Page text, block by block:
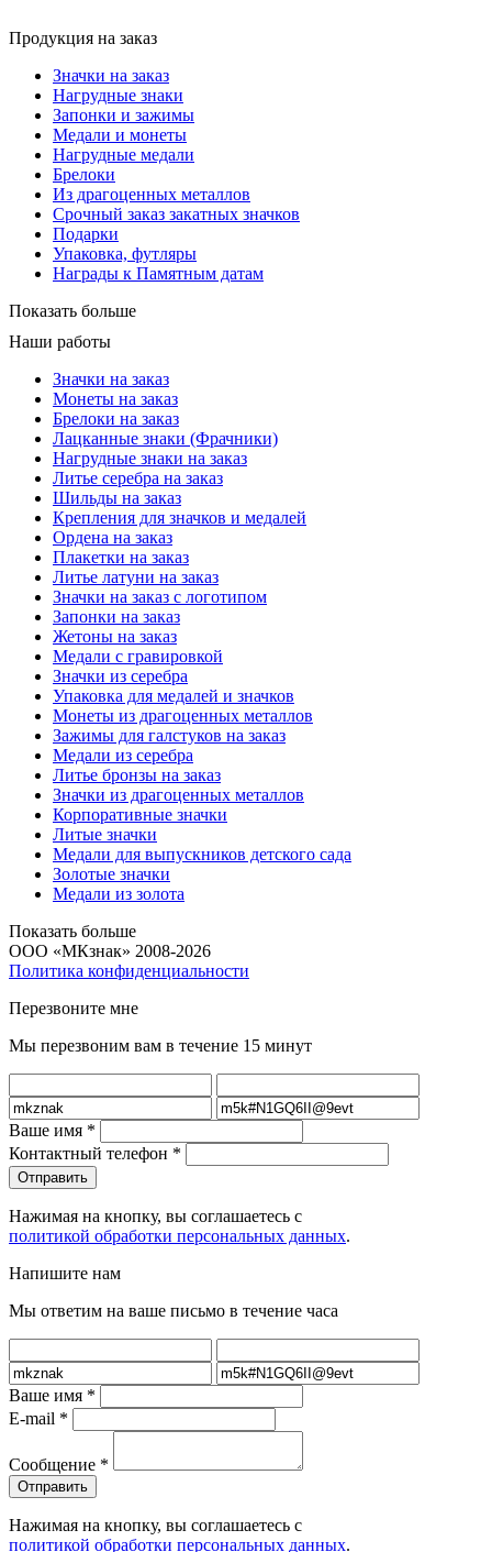
Продукция на заказ
Значки на заказ
Нагрудные знаки
Запонки и зажимы
Медали и монеты
Нагрудные медали
Брелоки
Из драгоценных металлов
Срочный заказ закатных значков
Подарки
Упаковка, футляры
Награды к Памятным датам
Показать больше
Наши работы
Значки на заказ
Монеты на заказ
Брелоки на заказ
Лацканные знаки (Фрачники)
Нагрудные знаки на заказ
Литье серебра на заказ
Шильды на заказ
Крепления для значков и медалей
Ордена на заказ
Плакетки на заказ
Литье латуни на заказ
Значки на заказ с логотипом
Запонки на заказ
Жетоны на заказ
Медали с гравировкой
Значки из серебра
Упаковка для медалей и значков
Монеты из драгоценных металлов
Зажимы для галстуков на заказ
Медали из серебра
Литье бронзы на заказ
Значки из драгоценных металлов
Корпоративные значки
Литые значки
Медали для выпускников детского сада
Золотые значки
Медали из золота
Показать больше
ООО «МКзнак» 2008-2026
Политика конфиденциальности
Перезвоните мне
Мы перезвоним вам в течение 15 минут
Ваше имя *
Контактный телефон *
Нажимая на кнопку, вы соглашаетесь с
политикой обработки персональных данных.
Напишите нам
Мы ответим на ваше письмо в течение часа
Ваше имя *
E-mail *
Сообщение *
Нажимая на кнопку, вы соглашаетесь с
политикой обработки персональных данных.